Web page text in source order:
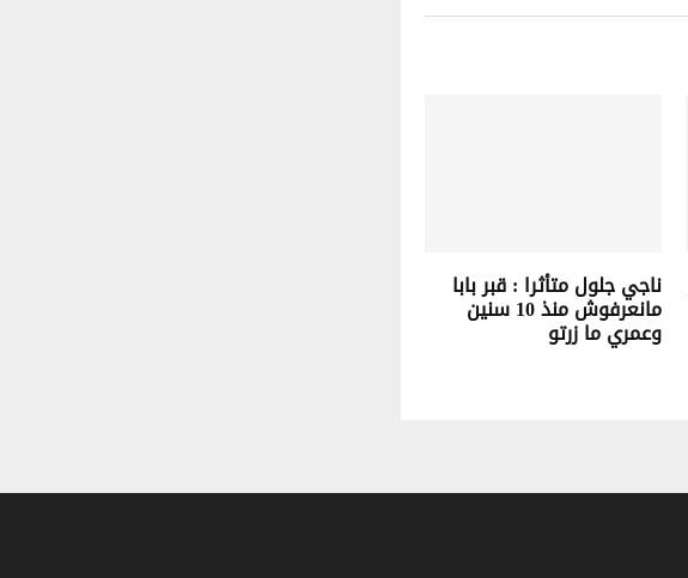
ناجي جلول متأثرا : قبر بابا
مانعرفوش منذ 10 سنين
وعمري ما زرتو